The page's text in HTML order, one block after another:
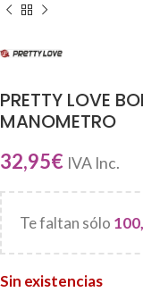
PRETTY LOVE
MANOMETRO
32,95€ IVA Inc.
Te faltan sólo
Sin existencias